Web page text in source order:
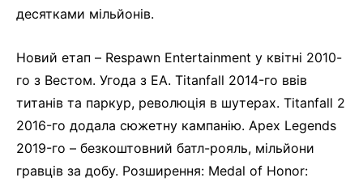
десятками мільйонів.
Новий етап – Respawn Entertainment у квітні 2010-
го з Вестом. Угода з EA. Titanfall 2014-го ввів
титанів та паркур, революція в шутерах. Titanfall 2
2016-го додала сюжетну кампанію. Apex Legends
2019-го – безкоштовний батл-рояль, мільйони
гравців за добу. Розширення: Medal of Honor: